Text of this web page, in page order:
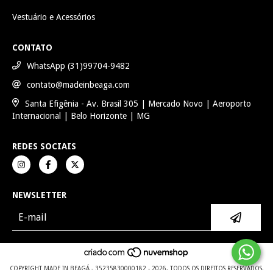
Vestuário e Acessórios
CONTATO
WhatsApp (31)99704-9482
contato@madeinbeaga.com
Santa Efigênia - Av. Brasil 305 | Mercado Novo | Aeroporto
Internacional | Belo Horizonte | MG
REDES SOCIAIS
NEWSLETTER
COPYRIGHT MADE IN BEAGÁ - 35235830000182 - 2026. TODOS OS DIREITOS RESERVADOS.